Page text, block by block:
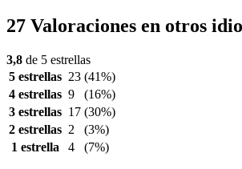
27 Valoraciones en otros
3,8 de 5 estrellas
5 estrellas 23 (41%)
4 estrellas 9
(16%)
3 estrellas 17 (30%)
2 estrellas 2
(3%)
1 estrella
4 (7%)